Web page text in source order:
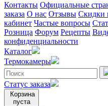
Контакты Официальные
заказа О нас Отзывы Скидки
кабинет Частые вопросы
Розница Форум Рецепты
конфиденциальности
Каталог
Термокамеры
Статус заказа
Корзина
пуста